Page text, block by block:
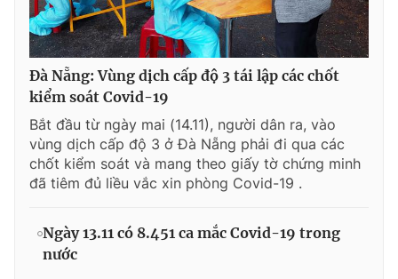
Đà Nẵng: Vùng dịch cấp độ 3 tái lập các chốt
kiểm soát Covid-19
Bắt đầu từ ngày mai (14.11), người dân ra, vào
vùng dịch cấp độ 3 ở Đà Nẵng phải đi qua các
chốt kiểm soát và mang theo giấy tờ chứng minh
đã tiêm đủ liều vắc xin phòng Covid-19 .
Ngày 13.11 có 8.451 ca mắc Covid-19 trong
nước